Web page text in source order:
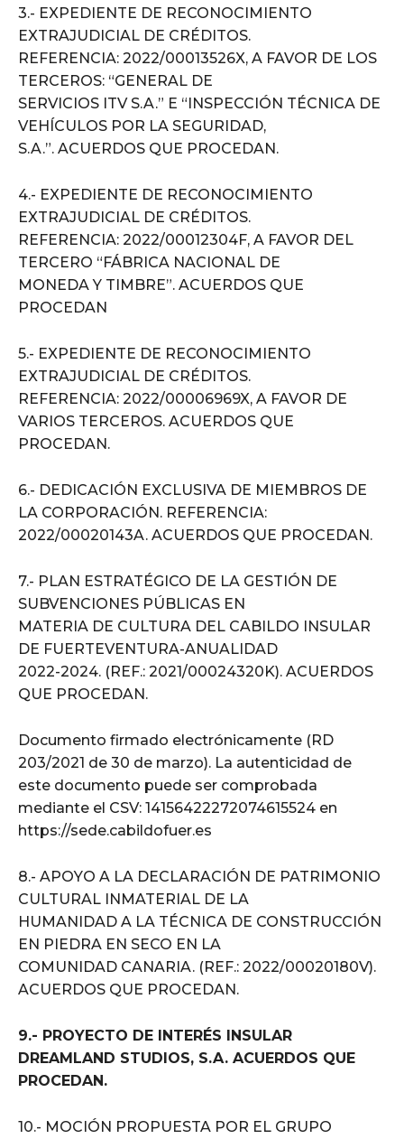
3.- EXPEDIENTE DE RECONOCIMIENTO
EXTRAJUDICIAL DE CRÉDITOS.
REFERENCIA: 2022/00013526X, A FAVOR DE LOS
TERCEROS: “GENERAL DE
SERVICIOS ITV S.A.” E “INSPECCIÓN TÉCNICA DE
VEHÍCULOS POR LA SEGURIDAD,
S.A.”. ACUERDOS QUE PROCEDAN.
4.- EXPEDIENTE DE RECONOCIMIENTO
EXTRAJUDICIAL DE CRÉDITOS.
REFERENCIA: 2022/00012304F, A FAVOR DEL
TERCERO “FÁBRICA NACIONAL DE
MONEDA Y TIMBRE”. ACUERDOS QUE
PROCEDAN
5.- EXPEDIENTE DE RECONOCIMIENTO
EXTRAJUDICIAL DE CRÉDITOS.
REFERENCIA: 2022/00006969X, A FAVOR DE
VARIOS TERCEROS. ACUERDOS QUE
PROCEDAN.
6.- DEDICACIÓN EXCLUSIVA DE MIEMBROS DE
LA CORPORACIÓN. REFERENCIA:
2022/00020143A. ACUERDOS QUE PROCEDAN.
7.- PLAN ESTRATÉGICO DE LA GESTIÓN DE
SUBVENCIONES PÚBLICAS EN
MATERIA DE CULTURA DEL CABILDO INSULAR
DE FUERTEVENTURA-ANUALIDAD
2022-2024. (REF.: 2021/00024320K). ACUERDOS
QUE PROCEDAN.
Documento firmado electrónicamente (RD
203/2021 de 30 de marzo). La autenticidad de
este documento puede ser comprobada
mediante el CSV: 14156422272074615524 en
https://sede.cabildofuer.es
8.- APOYO A LA DECLARACIÓN DE PATRIMONIO
CULTURAL INMATERIAL DE LA
HUMANIDAD A LA TÉCNICA DE CONSTRUCCIÓN
EN PIEDRA EN SECO EN LA
COMUNIDAD CANARIA. (REF.: 2022/00020180V).
ACUERDOS QUE PROCEDAN.
9.- PROYECTO DE INTERÉS INSULAR
DREAMLAND STUDIOS, S.A. ACUERDOS QUE
PROCEDAN.
10.- MOCIÓN PROPUESTA POR EL GRUPO